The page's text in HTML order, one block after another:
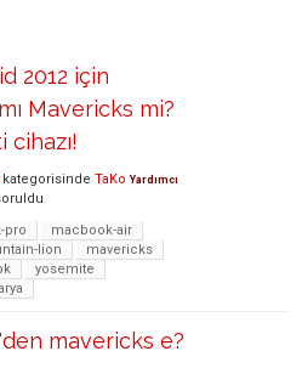
2012 için
Mavericks mi?
kategorisinde TaKo Yardımcı
pro
macbook-air
lion
mavericks
yosemite
mavericks e?